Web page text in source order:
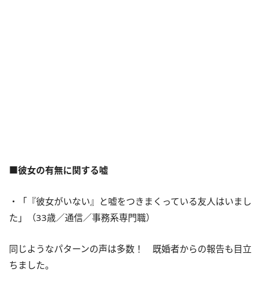
■彼女の有無に関する嘘
・「『彼女がいない』と嘘をつきまくっている友人はいまし
た」（33歳／通信／事務系専門職）
同じようなパターンの声は多数！ 既婚者からの報告も目立
ちました。